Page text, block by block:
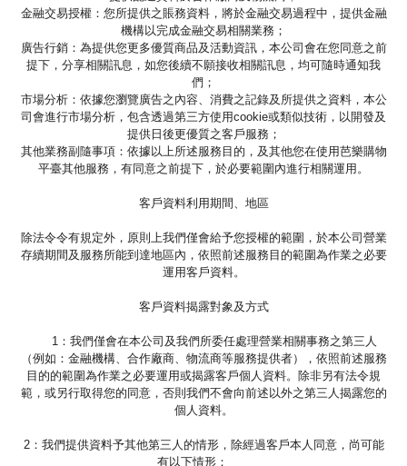
金融交易授權：您所提供之賬務資料，將於金融交易過程中，提供金融
機構以完成金融交易相關業務；
廣告行銷：為提供您更多優質商品及活動資訊，本公司會在您同意之前
提下，分享相關訊息，如您後續不願接收相關訊息，均可隨時通知我
們；
市場分析：依據您瀏覽廣告之內容、消費之記錄及所提供之資料，本公
司會進行市場分析，包含透過第三方使用cookie或類似技術，以開發及
提供日後更優質之客戶服務；
其他業務副隨事項：依據以上所述服務目的，及其他您在使用芭樂購物
平臺其他服務，有同意之前提下，於必要範圍內進行相關運用。
客戶資料利用期間、地區
除法令令有規定外，原則上我們僅會給予您授權的範圍，於本公司營業
存續期間及服務所能到達地區內，依照前述服務目的範圍為作業之必要
運用客戶資料。
客戶資料揭露對象及方式
1：我們僅會在本公司及我們所委任處理營業相關事務之第三人
（例如：金融機構、合作廠商、物流商等服務提供者），依照前述服務
目的的範圍為作業之必要運用或揭露客戶個人資料。除非另有法令規
範，或另行取得您的同意，否則我們不會向前述以外之第三人揭露您的
個人資料。
2：我們提供資料予其他第三人的情形，除經過客戶本人同意，尚可能
有以下情形：